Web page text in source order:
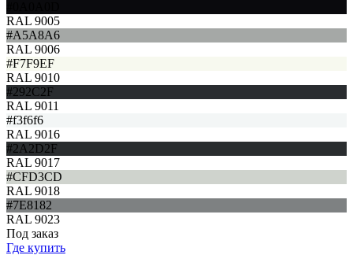
RAL 9005
#A5A8A6
RAL 9006
#F7F9EF
RAL 9010
#292C2F
RAL 9011
#f3f6f6
RAL 9016
#2A2D2F
RAL 9017
#CFD3CD
RAL 9018
#7E8182
RAL 9023
Под заказ
Где купить